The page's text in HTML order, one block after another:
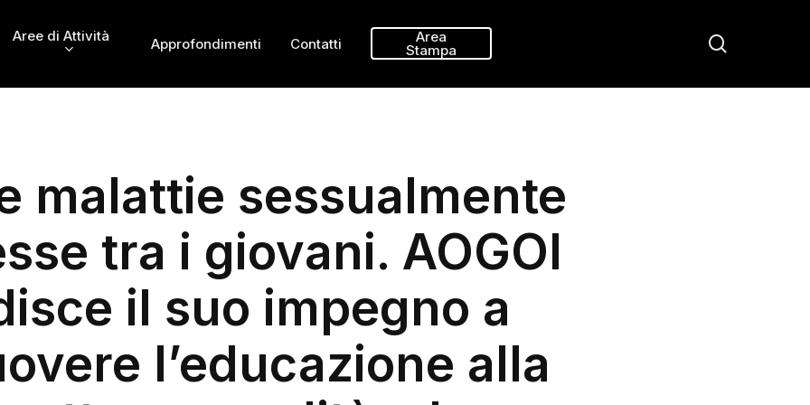
Aree di Attività Approfondimenti Contatti Area
Stampa
malattie sessualmente
tra i giovani. AOGOI
il suo impegno a
l’educazione alla